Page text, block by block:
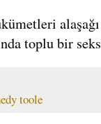
toplu bir
toole